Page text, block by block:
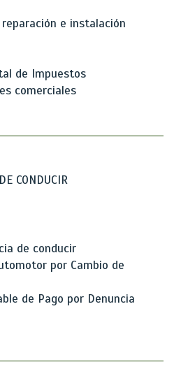
e instalación
de Impuestos
comerciales
CONDUCIR
de conducir
por Cambio de
de Pago por Denuncia